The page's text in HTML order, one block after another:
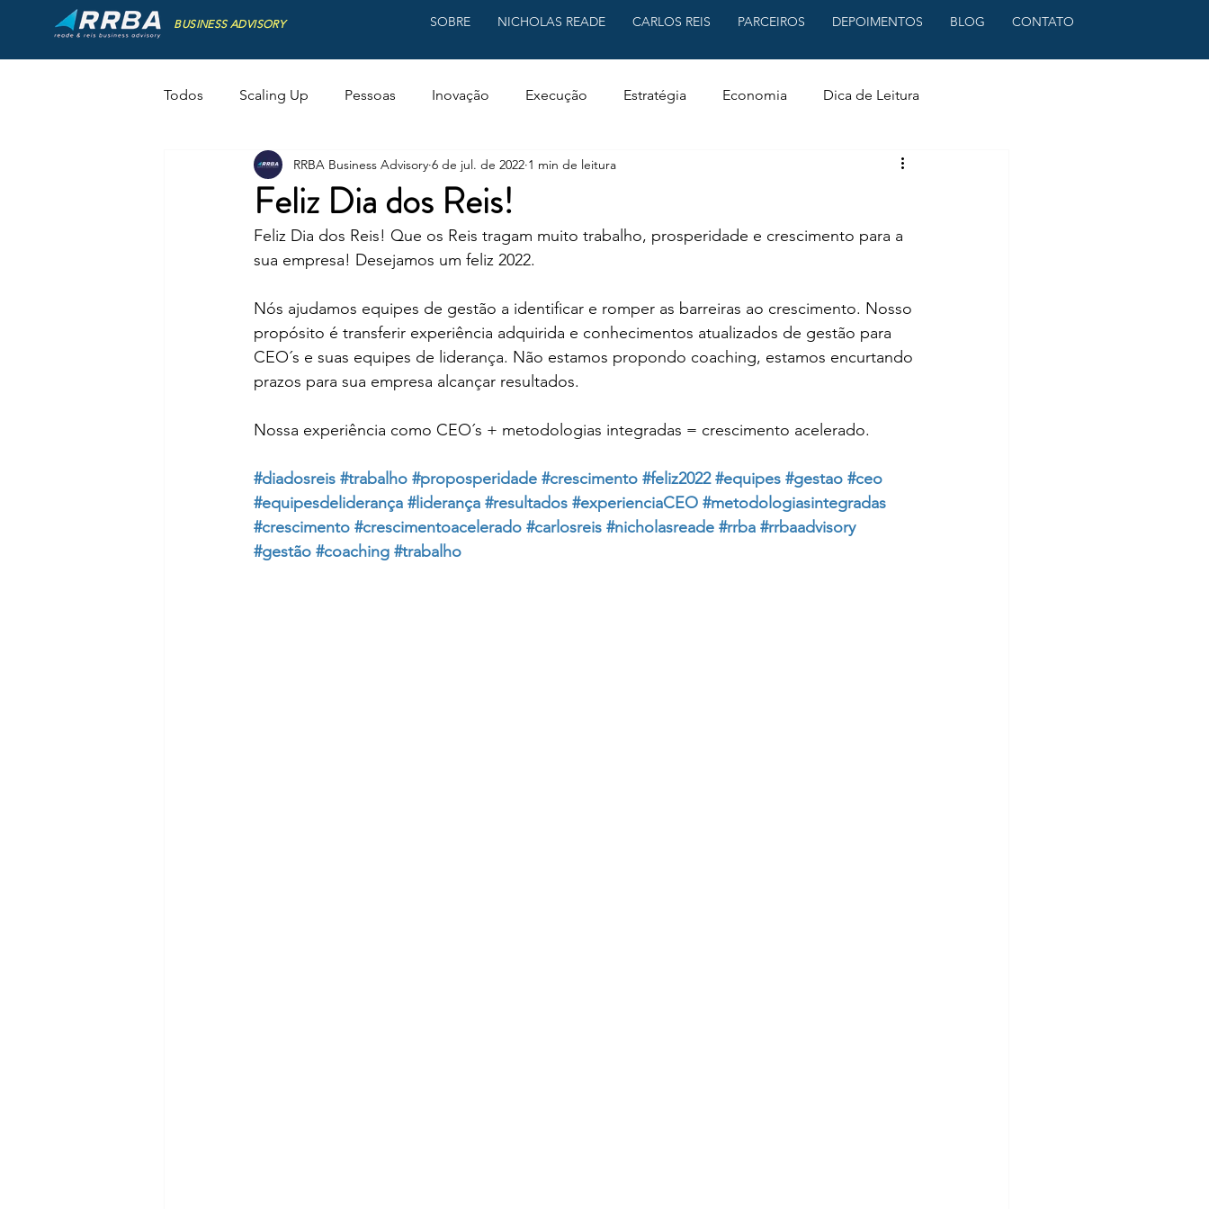
BUSINESS ADVISORY SOBRE NICHOLAS READE CARLOS REIS PARCEIROS DEPOIMENTOS BLOG CONTATO
Todos Scaling Up Pessoas Inovação Execução Estratégia Economia Dica de Leitura
Liderança Evento
Feliz Dia dos Reis!
RRBA Business Advisory 6 de jul. de 2022 1 min de leitura
Feliz Dia dos Reis! Que os Reis tragam muito trabalho, prosperidade e crescimento para a
sua empresa! Desejamos um feliz 2022.
Nós ajudamos equipes de gestão a identificar e romper as barreiras ao crescimento. Nosso
propósito é transferir experiência adquirida e conhecimentos atualizados de gestão para
CEO´s e suas equipes de liderança. Não estamos propondo coaching, estamos encurtando
prazos para sua empresa alcançar resultados.
Nossa experiência como CEO´s + metodologias integradas = crescimento acelerado.
#diadosreis #trabalho #proposperidade #crescimento #feliz2022 #equipes #gestao #ceo
#equipesdeliderança #liderança #resultados #experienciaCEO #metodologiasintegradas
#crescimento #crescimentoacelerado #carlosreis #nicholasreade #rrba #rrbaadvisory
#gestão #coaching #trabalho